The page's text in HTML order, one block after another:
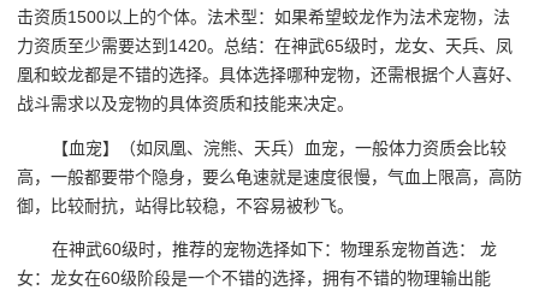
击资质1500以上的个体。法术型：如果希望蛟龙作为法术宠物，法
力资质至少需要达到1420。总结：在神武65级时，龙女、天兵、凤
凰和蛟龙都是不错的选择。具体选择哪种宠物，还需根据个人喜好、
战斗需求以及宠物的具体资质和技能来决定。
【血宠】（如凤凰、浣熊、天兵）血宠，一般体力资质会比较
高，一般都要带个隐身，要么龟速就是速度很慢，气血上限高，高防
御，比较耐抗，站得比较稳，不容易被秒飞。
在神武60级时，推荐的宠物选择如下：物理系宠物首选： 龙
女：龙女在60级阶段是一个不错的选择，拥有不错的物理输出能